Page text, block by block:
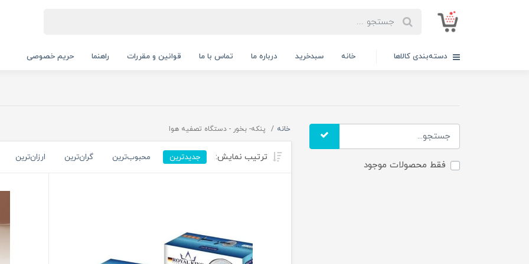
دسته‌بندی کالاها خانه سبدخرید درباره ما تماس با ما قوانین و مقررات راهنما حریم خصوصی
فقط محصولات موجود
خانه پنکه- بخور - دستگاه تصفیه هوا
ترتیب نمایش: جدیدترین محبوب‌ترین گران‌ترین ارزان‌ترین